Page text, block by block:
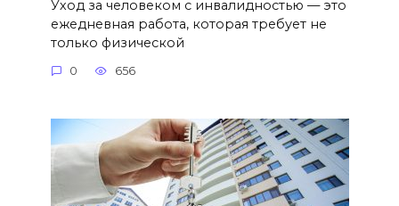
Уход за человеком с инвалидностью — это
ежедневная работа, которая требует не
только физической
0 656